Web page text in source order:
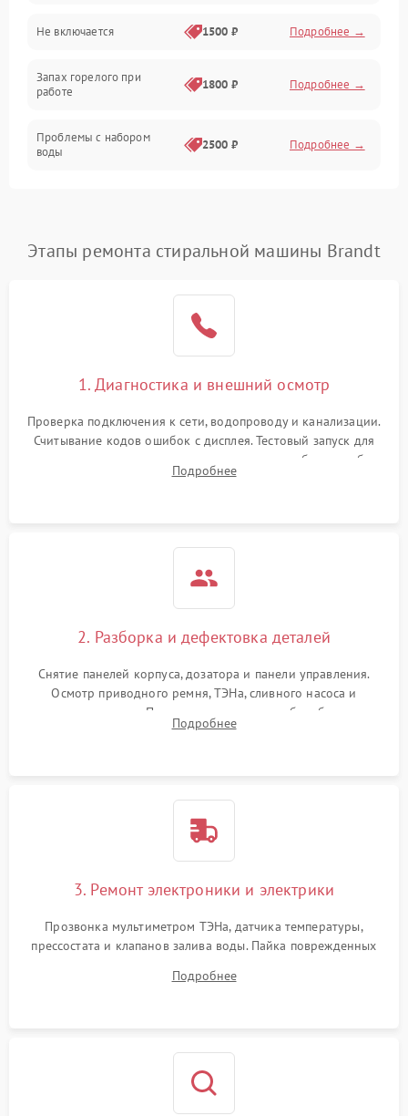
Не включается 1500 ₽ Подробнее →
Запах горелого при
работе
1800 ₽ Подробнее →
Проблемы с набором
воды
2500 ₽ Подробнее →
Подробнее →
Этапы ремонта стиральной машины Brandt
1. Диагностика и внешний осмотр
Проверка подключения к сети, водопроводу и канализации.
Считывание кодов ошибок с дисплея. Тестовый запуск для
выявления посторонних шумов, протечек или сбоев в работе
электронного модуля управления.
Подробнее
2. Разборка и дефектовка деталей
Снятие панелей корпуса, дозатора и панели управления.
Осмотр приводного ремня, ТЭНа, сливного насоса и
амортизаторов. Проверка подшипников барабана и
крестовины на износ, а манжеты люка на разрывы.
Подробнее
3. Ремонт электроники и электрики
Прозвонка мультиметром ТЭНа, датчика температуры,
прессостата и клапанов залива воды. Пайка поврежденных
Восстановление целостности проводки и контактов.
Подробнее